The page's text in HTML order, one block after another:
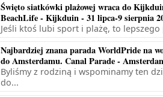
Święto siatkówki plażowej wraca do
BeachLife - Kijkduin - 31 lipca-9 sierpnia
Jeśli ktoś lubi sport i plażę, to lepszego
Najbardziej znana parada WorldPride na
do Amsterdamu. Canal Parade -
Byliśmy z rodziną i wspominamy ten
do...